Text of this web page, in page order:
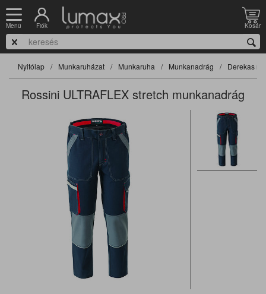
Menü Fiók Kosár
Nyitólap Munkaruházat Munkaruha Munkanadrág Derekas
Rossini ULTRAFLEX stretch munkanadrág